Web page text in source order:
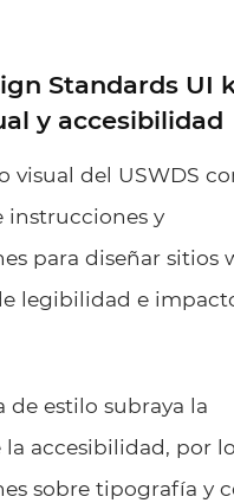
Standards UI
y accesibilidad
visual del USWDS
y
para diseñar sitios
legibilidad e
de estilo subraya la
accesibilidad, por
sobre tipografía y